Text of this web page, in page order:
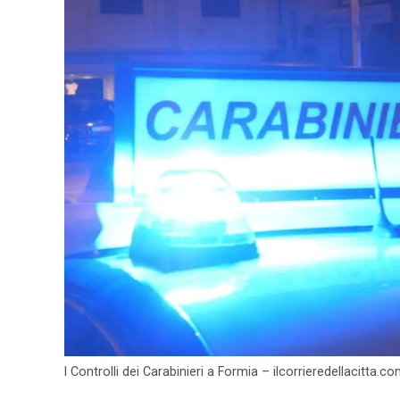
I Controlli dei Carabinieri a Formia –